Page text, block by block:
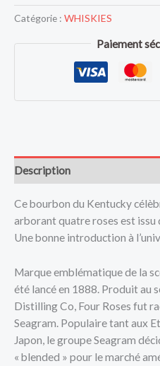
Catégorie : WHISKIES
Paiement
Description
Ce bourbon du Kentucky
arborant quatre roses est
Une bonne introduction à
Marque emblématique de la
été lancé en 1888. Produit au
Distilling Co, Four Roses fut
Seagram. Populaire tant aux
Japon, le groupe Seagram
« blended » pour le marché